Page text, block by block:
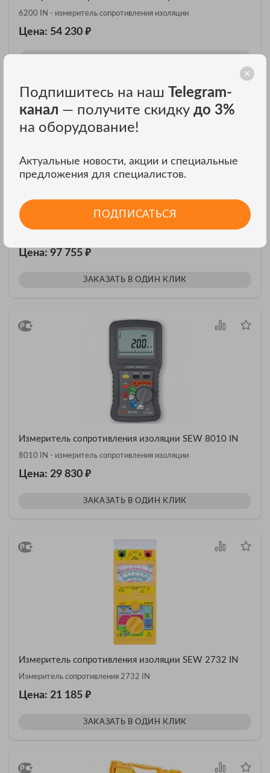
6200 IN - измеритель сопротивления изоляции
Цена: 54 230 ₽
Измеритель сопротивления изоляции АКИП-8606/2
Цена: 97 755 ₽
ЗАКАЗАТЬ В ОДИН КЛИК
Измеритель сопротивления изоляции SEW 8010 IN
8010 IN - измеритель сопротивления изоляции
Цена: 29 830 ₽
ЗАКАЗАТЬ В ОДИН КЛИК
Измеритель сопротивления изоляции SEW 2732 IN
Измеритель сопротивления 2732 IN
Цена: 21 185 ₽
ЗАКАЗАТЬ В ОДИН КЛИК
Подпишитесь на наш Telegram-
канал — получите скидку до 3%
на оборудование!
Актуальные новости, акции и специальные
предложения для специалистов.
ПОДПИСАТЬСЯ